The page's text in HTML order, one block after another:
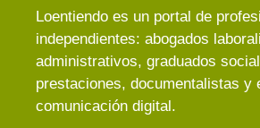
Loentiendo es un portal de
independientes: abogados
administrativos, graduados
prestaciones, documentalistas y
comunicación digital.